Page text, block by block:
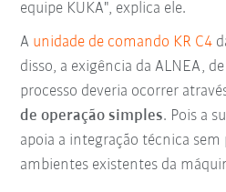
equipe KUKA", explica ele.
A unidade de comando KR C4
disso, a exigência da ALNEA,
processo deveria ocorrer
de operação simples. Pois a
apoia a integração técnica sem
ambientes existentes da